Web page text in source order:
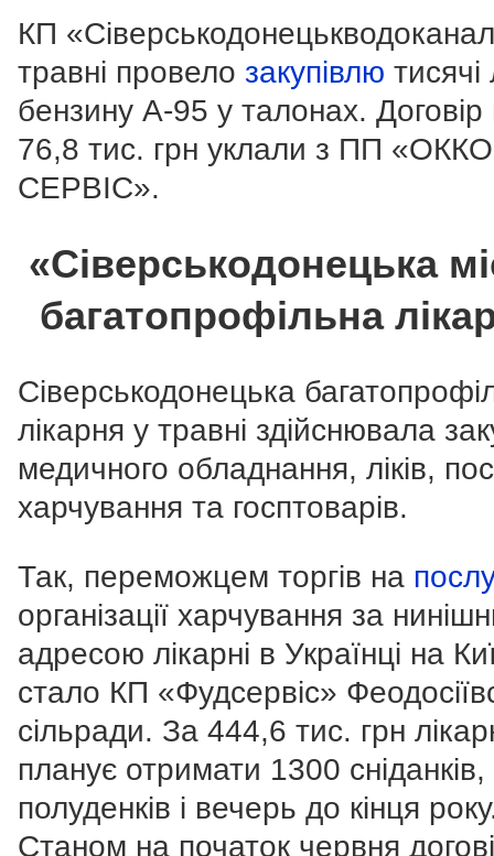
КП
травні провело закупівлю тисячі
бензину А-95 у талонах. Договір
76,8 тис. грн уклали з ПП
СЕРВІС».
«Сіверськодонецька
багатопрофільна
Сіверськодонецька
лікарня у травні здійснювала
медичного обладнання, ліків,
харчування та госптоварів.
Так, переможцем торгів на
організації харчування за
адресою лікарні в Українці на
стало КП «Фудсервіс»
сільради. За 444,6 тис. грн
планує отримати 1300 сніданків,
полуденків і вечерь до кінця
Станом на початок червня